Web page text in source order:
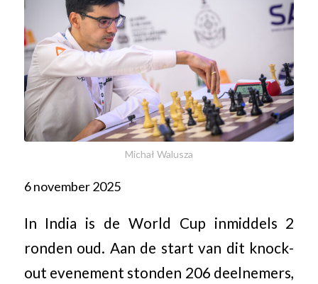
Michał Walusza
6 november 2025
In India is de World Cup inmiddels 2
ronden oud. Aan de start van dit knock-
out evenement stonden 206 deelnemers,